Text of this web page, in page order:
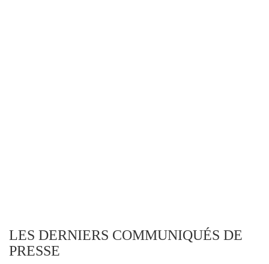
LES DERNIERS COMMUNIQUÉS DE
PRESSE